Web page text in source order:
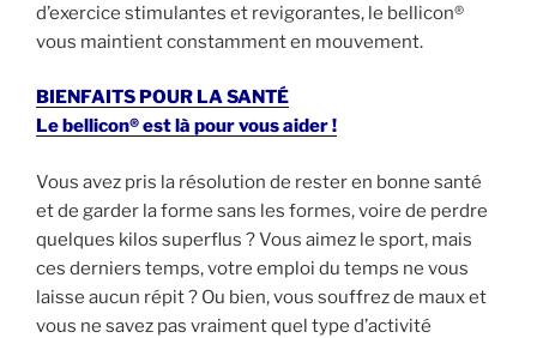
d’exercice stimulantes et revigorantes, le bellicon®
vous maintient constamment en mouvement.
BIENFAITS POUR LA SANTÉ
Le bellicon® est là pour vous aider !
Vous avez pris la résolution de rester en bonne santé
et de garder la forme sans les formes, voire de perdre
quelques kilos superflus ? Vous aimez le sport, mais
ces derniers temps, votre emploi du temps ne vous
laisse aucun répit ? Ou bien, vous souffrez de maux et
vous ne savez pas vraiment quel type d’activité